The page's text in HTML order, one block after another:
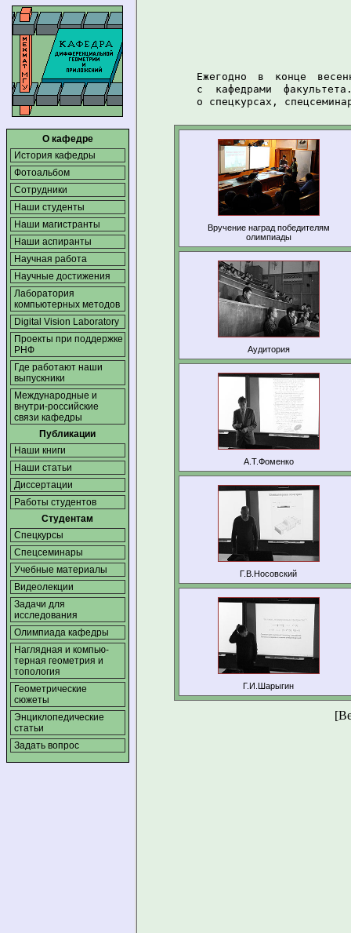
О кафедре
История кафедры
Фотоальбом
Сотрудники
Наши студенты
Наши магистранты
Наши аспиранты
Научная работа
Научные достижения
Лаборатория
компьютерных методов
Digital Vision Laboratory
Проекты при поддержке
РНФ
Где работают наши
выпускники
Международные и
внутри-российские
связи кафедры
Публикации
Наши книги
Наши статьи
Диссертации
Работы студентов
Студентам
Спецкурсы
Спецсеминары
Учебные материалы
Видеолекции
Задачи для
исследования
Олимпиада кафедры
Наглядная и компью­
терная геометрия и
топология
Геометрические
сюжеты
Энциклопедические
статьи
Задать вопрос
Ежегодно в конце
с кафедрами
о спецкурсах,
Вручение наград победителям
олимпиады
Аудитория
А.Т.Фоменко
Г.В.Носовский
Г.И.Шарыгин